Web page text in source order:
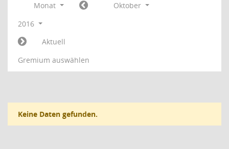
Monat
Oktober
2016
Aktuell
Gremium auswählen
Keine Daten gefunden.